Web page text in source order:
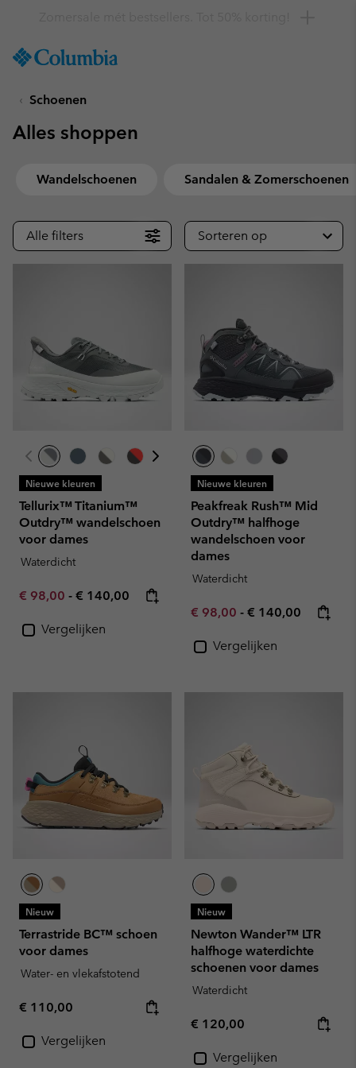
TO
SKIP
MAIN
SKIP
Schoenen
Alles shoppen
Wandelschoenen Sandalen & Zomerschoenen
Alle filters Sorteren op
Nieuwe kleuren
Tellurix™ Titanium™
Outdry™ wandelschoen
voor dames
Waterdicht
Minimum sale price:
€ 98,00 - Maximum price:
€ 140,00
Vergelijken
Nieuwe kleuren
Peakfreak Rush™ Mid
Outdry™ halfhoge
wandelschoen voor
dames
Waterdicht
Minimum sale price:
€ 98,00 - Maximum price:
€ 140,00
Vergelijken
Nieuw
Terrastride BC™ schoen
voor dames
Water- en vlekafstotend
Regular price:
€ 110,00
Vergelijken
Nieuw
Newton Wander™ LTR
halfhoge waterdichte
schoenen voor dames
Waterdicht
Regular price:
€ 120,00
Vergelijken